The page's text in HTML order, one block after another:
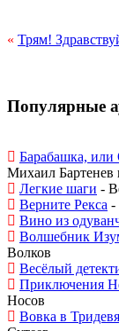
« Трям!
Популярные
Барабашка, или
Михаил Бартенев
Легкие шаги -
Верните Рекса -
Вино из
Волшебник
Волков
Весёлый
Приключения
Носов
Вовка в